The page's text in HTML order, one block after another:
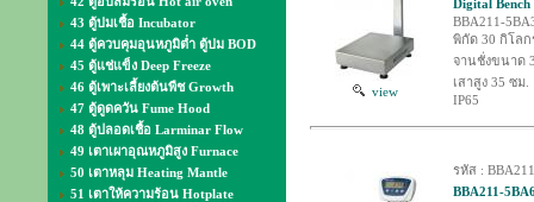
43 ตู้บ่มเชื้อ Incubator
44 ตู้ควบคุมอุนหภูมิต่ำ ตู้บ่ม BOD
45 ตู้แช่แข็ง Deep Freeze
46 ตู้เพาะเลี้ยงต้นพืช Growth
47 ตู้ดูดควัน Fume Hood
48 ตู้ปลอดเชื้อ Larminar Flow
49 เตาเผาอุณหภูมิสูง Furnace
50 เตาหลุม Heating Mantle
51 เตาให้ความร้อน Hotplate
view
Digital
BBA211-
พิกัด 30 กิโลก
จานชั่งขนาด
เสาสูง 35 ซม.
IP65
รหัส :
BBA211-